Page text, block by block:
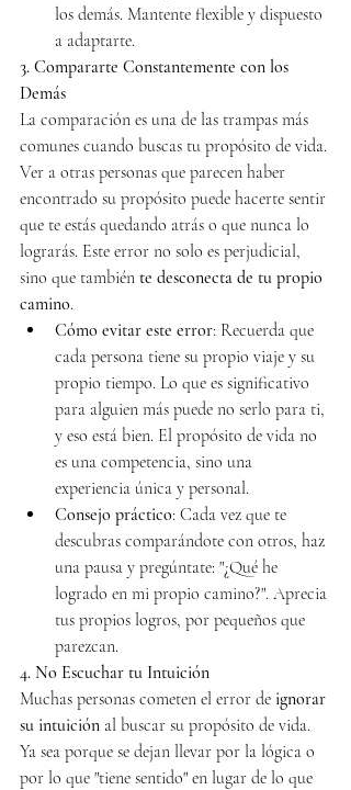
los demás. Mantente flexible y dispuesto
a adaptarte.
3. Compararte Constantemente con los
Demás
La comparación es una de las trampas más
comunes cuando buscas tu propósito de vida.
Ver a otras personas que parecen haber
encontrado su propósito puede hacerte sentir
que te estás quedando atrás o que nunca lo
lograrás. Este error no solo es perjudicial,
sino que también te desconecta de tu propio
camino.
Cómo evitar este error: Recuerda que
cada persona tiene su propio viaje y su
propio tiempo. Lo que es significativo
para alguien más puede no serlo para ti,
y eso está bien. El propósito de vida no
es una competencia, sino una
experiencia única y personal.
Consejo práctico: Cada vez que te
descubras comparándote con otros, haz
una pausa y pregúntate: "¿Qué he
logrado en mi propio camino?". Aprecia
tus propios logros, por pequeños que
parezcan.
4. No Escuchar tu Intuición
Muchas personas cometen el error de ignorar
su intuición al buscar su propósito de vida.
Ya sea porque se dejan llevar por la lógica o
por lo que "tiene sentido" en lugar de lo que